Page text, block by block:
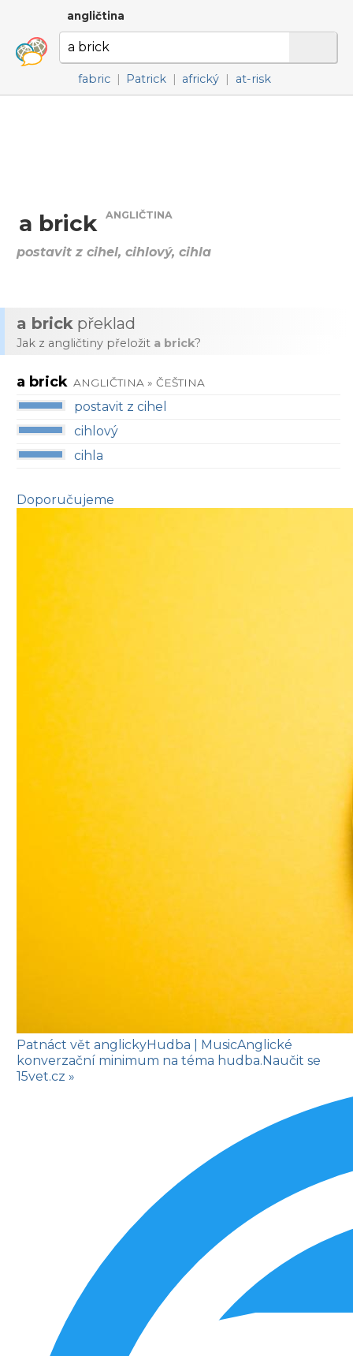
angličtina
fabric | Patrick | africký | at-risk
a brick ANGLIČTINA
postavit z cihel, cihlový, cihla
a brick překlad
Jak z angličtiny přeložit a brick?
a brick ANGLIČTINA » ČEŠTINA
postavit z cihel
cihlový
cihla
Doporučujeme
Patnáct vět anglickyHudba | MusicAnglické
konverzační minimum na téma hudba.Naučit se
15vet.cz »